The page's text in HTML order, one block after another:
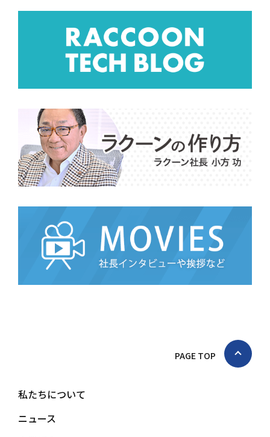
PAGE TOP
私たちについて
ニュース